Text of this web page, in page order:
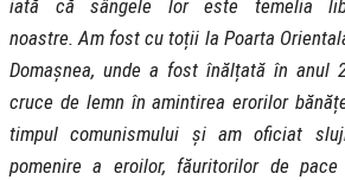
iată că sângele lor este temelia
noastre. Am fost cu toții la Poarta
Domașnea, unde a fost înălțată în anul
cruce de lemn în amintirea erorilor
timpul comunismului și am oficiat
pomenire a eroilor, făuritorilor de